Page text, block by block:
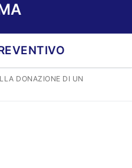
DONAZIONE DI UN